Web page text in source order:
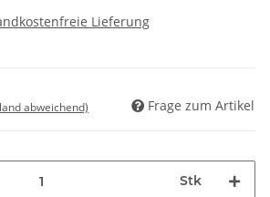
Lieferung
abweichend) Frage zum Artikel
Stk